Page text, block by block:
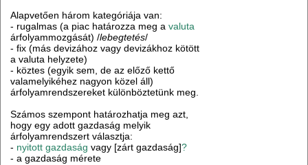
Alapvetően három kategóriája van:
- rugalmas (a piac határozza meg avaluta
árfolyammozgását) /lebegtetés/
- fix (más devizához vagy devizákhoz kötött
a valuta helyzete)
- köztes (egyik sem, de az előző kettő
valamelyikéhez nagyon közel áll)
árfolyamrendszereket különböztetünk meg.
Számos szempont határozhatja meg azt,
hogy egy adott gazdaság melyik
árfolyamrendszert választja:
- nyitott gazdaság vagy [zárt gazdaság]?
- a gazdaság mérete